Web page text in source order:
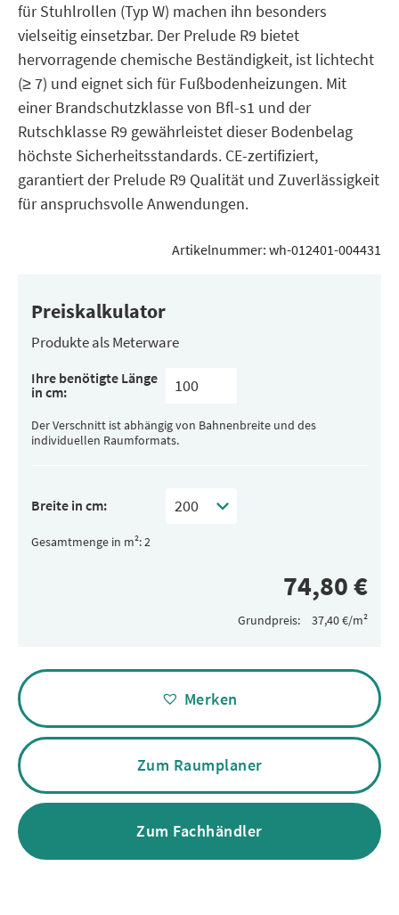
für Stuhlrollen (Typ W) machen ihn besonders
vielseitig einsetzbar. Der Prelude R9 bietet
hervorragende chemische Beständigkeit, ist lichtecht
(≥ 7) und eignet sich für Fußbodenheizungen. Mit
einer Brandschutzklasse von Bfl-s1 und der
Rutschklasse R9 gewährleistet dieser Bodenbelag
höchste Sicherheitsstandards. CE-zertifiziert,
garantiert der Prelude R9 Qualität und Zuverlässigkeit
für anspruchsvolle Anwendungen.
Artikelnummer: wh-012401-004431
Preiskalkulator
Produkte als Meterware
Ihre benötigte Länge
in cm:
Der Verschnitt ist abhängig von Bahnenbreite und des
individuellen Raumformats.
Breite in cm:
Gesamtmenge in m²:
Grundpreis:
Alternative:
Merken
Zum Raumplaner
Zum Fachhändler